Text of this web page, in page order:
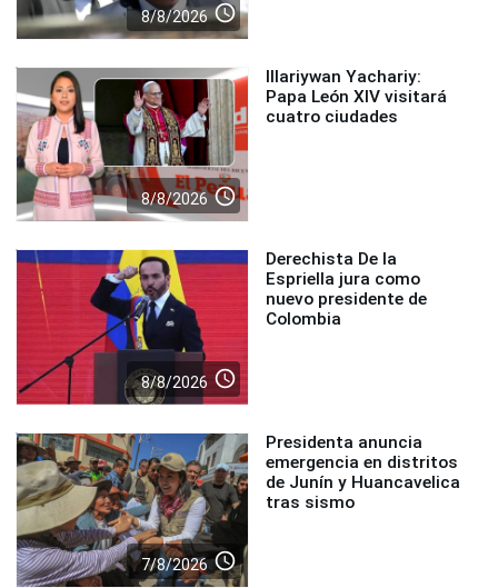
8/8/2026 access_time
8/8/2026 access_time
Illariywan Yachariy:
Papa León XIV visitará
cuatro ciudades
8/8/2026 access_time
Derechista De la
Espriella jura como
nuevo presidente de
Colombia
7/8/2026 access_time
Presidenta anuncia
emergencia en distritos
de Junín y Huancavelica
tras sismo